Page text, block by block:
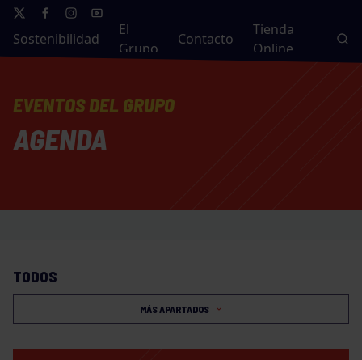
Sostenibilidad
El
Grupo
Contacto
Tienda
Online
EVENTOS DEL GRUPO
AGENDA
TODOS
MÁS APARTADOS